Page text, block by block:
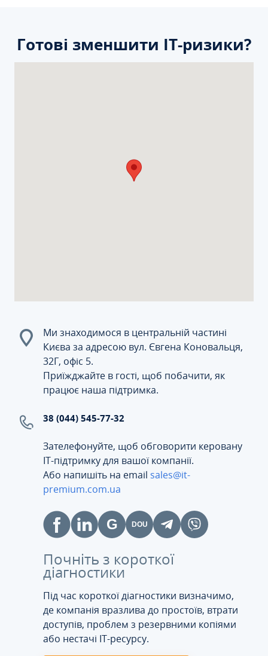
Готові зменшити ІТ-ризики?
Ми знаходимося в центральній частині
Києва за адресою вул. Євгена Коновальця,
32Г, офіс 5.
Приїжджайте в гості, щоб побачити, як
працює наша підтримка.
38 (044) 545-77-32
Зателефонуйте, щоб обговорити керовану
ІТ-підтримку для вашої компанії.
Або напишіть на email sales@it-
premium.com.ua
Почніть з короткої
діагностики
Під час короткої діагностики визначимо,
де компанія вразлива до простоїв, втрати
доступів, проблем з резервними копіями
або нестачі IT-ресурсу.